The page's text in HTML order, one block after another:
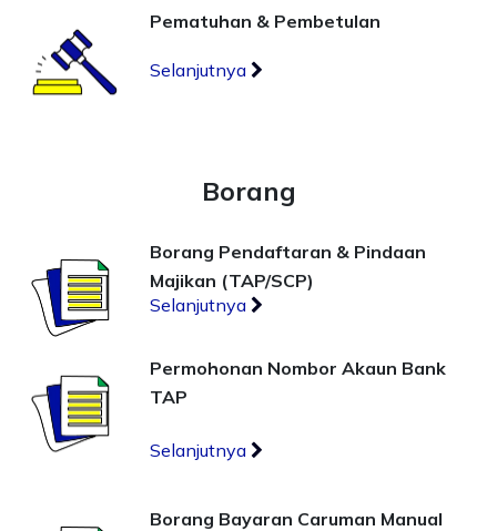
Pematuhan & Pembetulan
Selanjutnya
Borang
Borang Pendaftaran & Pindaan
Majikan (TAP/SCP)
Selanjutnya
Permohonan Nombor Akaun Bank
TAP
Selanjutnya
Borang Bayaran Caruman Manual